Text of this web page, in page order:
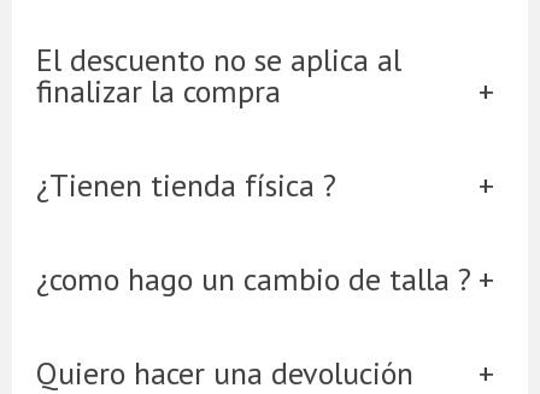
El descuento no se aplica al
finalizar la compra
¿Tienen tienda física ?
¿como hago un cambio de talla ?
Quiero hacer una devolución